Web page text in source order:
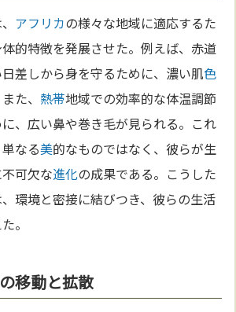
アフリカの様々な地域に適応するた
的特徴を発展させた。例えば、赤道
差しから身を守るために、濃い肌色
た、熱帯地域での効率的な体温調節
、広い鼻や巻き毛が見られる。これ
なる美的なものではなく、彼らが生
可欠な進化の成果である。こうした
環境と密接に結びつき、彼らの生活
。
移動と拡散